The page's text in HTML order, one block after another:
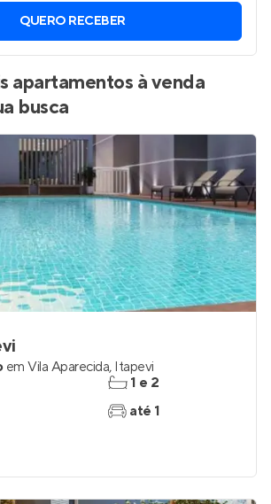
QUERO RECEBER
apartamentos à venda
busca
em Vila Aparecida, Itapevi
1 e 2
até 1